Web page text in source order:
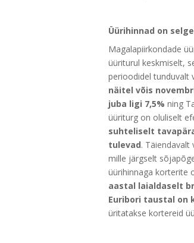
Üürihinnad on
Magalapiirkondade
üüriturul keskmiselt,
perioodidel tunduvalt
näitel võis
juba ligi 7,5% ning
üüriturg on oluliselt
suhteliselt
tulevad.
mille järgselt
üürihinnaga korterite
aastal laialdaselt
Euribori taustal on
üritatakse kortereid